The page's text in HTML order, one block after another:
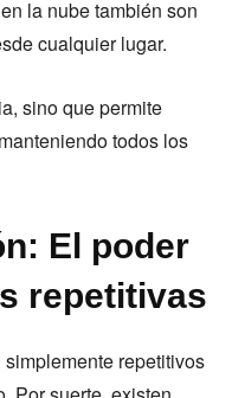
la nube también son
cualquier lugar.
sino que permite
todos los
El poder
repetitivas
repetitivos